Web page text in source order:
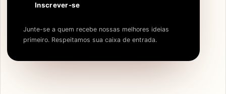
Inscrever-se
Junte-se a quem recebe nossas melhores ideias
primeiro. Respeitamos sua caixa de entrada.